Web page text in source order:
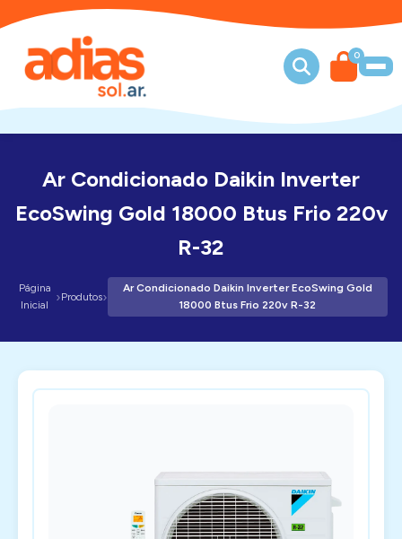
0
Ar Condicionado Daikin Inverter
EcoSwing Gold 18000 Btus Frio 220v
R-32
Página
Inicial
›Produtos›
Ar Condicionado Daikin Inverter EcoSwing Gold
18000 Btus Frio 220v R-32